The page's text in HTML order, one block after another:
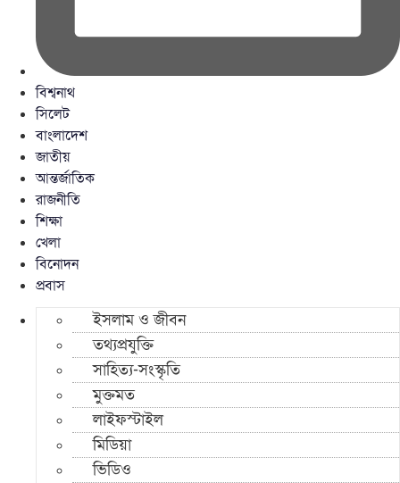
বিশ্বনাথ
সিলেট
বাংলাদেশ
জাতীয়
আন্তর্জাতিক
রাজনীতি
শিক্ষা
খেলা
বিনোদন
প্রবাস
ইসলাম ও জীবন
তথ্যপ্রযুক্তি
সাহিত্য-সংস্কৃতি
মুক্তমত
লাইফস্টাইল
মিডিয়া
ভিডিও